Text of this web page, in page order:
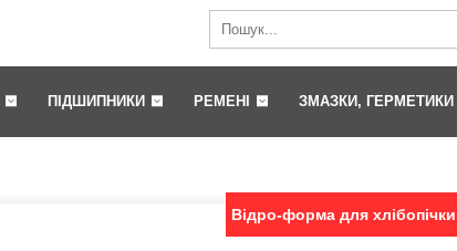
ПІДШИПНИКИ РЕМЕНІ ЗМАЗКИ, ГЕРМЕТИКИ
Відро-форма для